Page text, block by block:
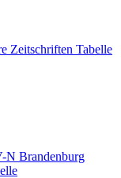
Zeitschriften Tabelle
N Brandenburg